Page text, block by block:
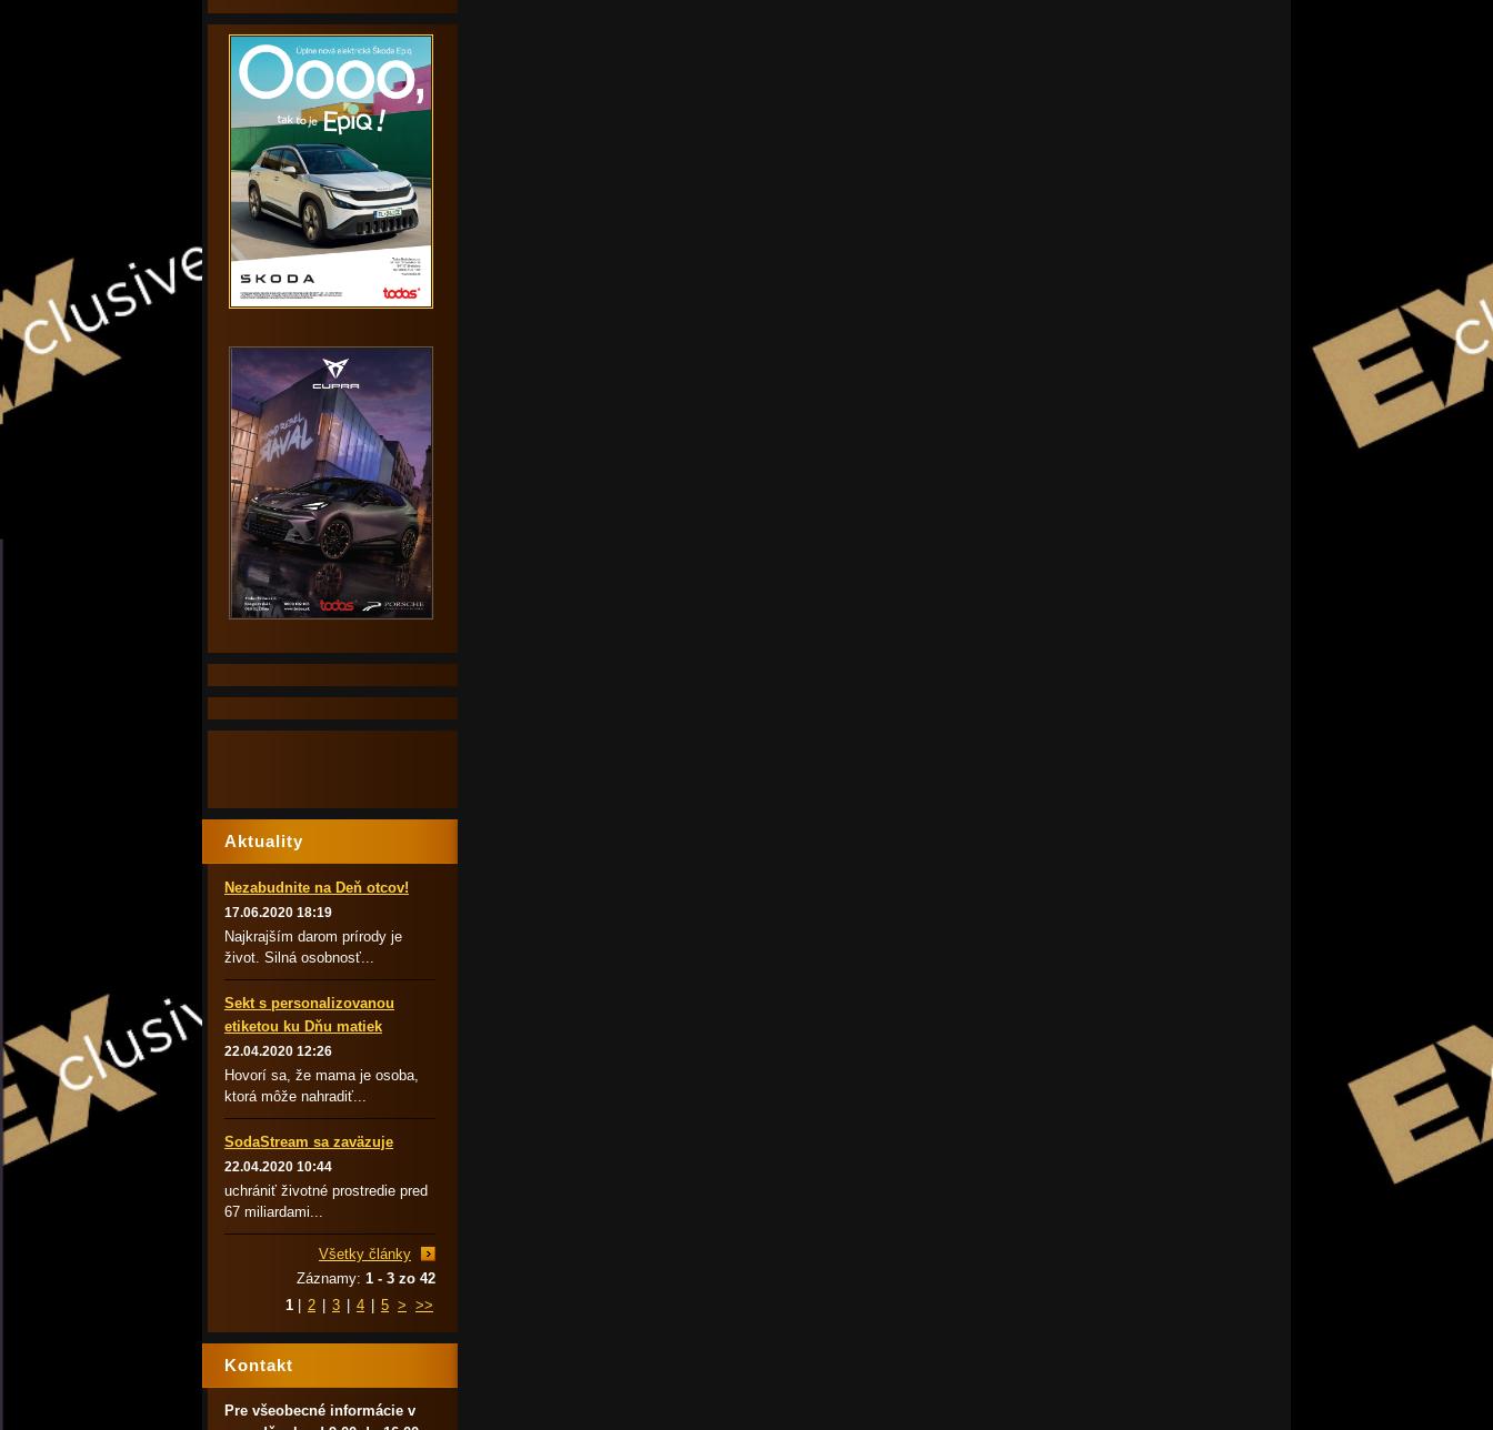
Aktuality
Nezabudnite na Deň otcov!
17.06.2020 18:19
Najkrajším darom prírody je
život. Silná osobnosť...
Sekt s personalizovanou
etiketou ku Dňu matiek
22.04.2020 12:26
Hovorí sa, že mama je osoba,
ktorá môže nahradiť...
SodaStream sa zaväzuje
22.04.2020 10:44
uchrániť životné prostredie pred
67 miliardami...
Všetky články
Záznamy: 1 - 3 zo 42
1
2 3 4 5 > >>
Kontakt
Pre všeobecné informácie v